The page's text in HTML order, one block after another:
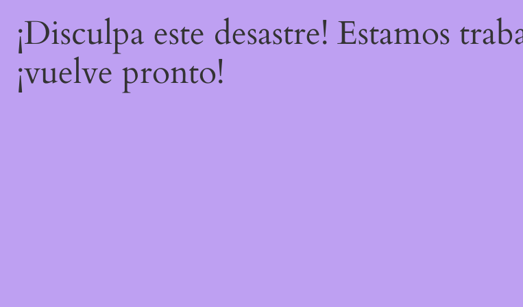
¡Disculpa este desastre! Estamos
¡vuelve pronto!